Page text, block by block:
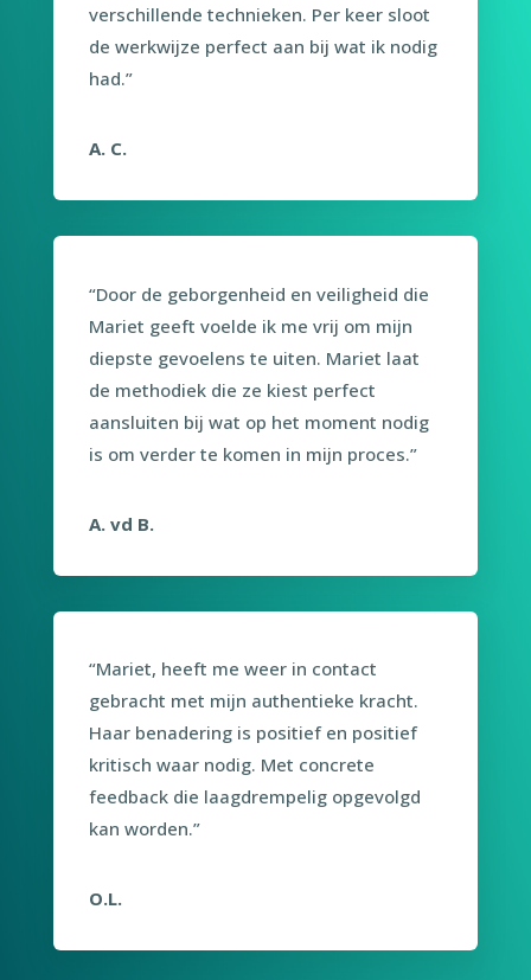
verschillende technieken. Per keer sloot
de werkwijze perfect aan bij wat ik nodig
had.”
A. C.
“Door de geborgenheid en veiligheid die
Mariet geeft voelde ik me vrij om mijn
diepste gevoelens te uiten. Mariet laat
de methodiek die ze kiest perfect
aansluiten bij wat op het moment nodig
is om verder te komen in mijn proces.”
A. vd B.
“Mariet, heeft me weer in contact
gebracht met mijn authentieke kracht.
Haar benadering is positief en positief
kritisch waar nodig. Met concrete
feedback die laagdrempelig opgevolgd
kan worden.”
O.L.